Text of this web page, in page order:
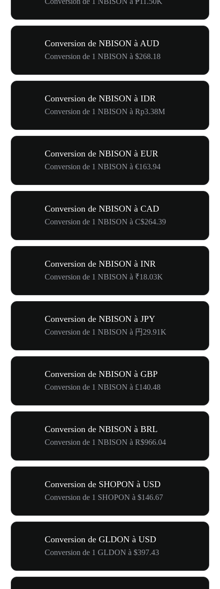
Conversion de NBISON à AUD
Conversion de 1 NBISON à $268.18
Conversion de NBISON à IDR
Conversion de 1 NBISON à Rp3.38M
Conversion de NBISON à EUR
Conversion de 1 NBISON à €163.94
Conversion de NBISON à CAD
Conversion de 1 NBISON à C$264.39
Conversion de NBISON à INR
Conversion de 1 NBISON à ₹18.03K
Conversion de NBISON à JPY
Conversion de 1 NBISON à 円29.91K
Conversion de NBISON à GBP
Conversion de 1 NBISON à £140.48
Conversion de NBISON à BRL
Conversion de 1 NBISON à R$966.04
Conversion de SHOPON à USD
Conversion de 1 SHOPON à $146.67
Conversion de GLDON à USD
Conversion de 1 GLDON à $397.43